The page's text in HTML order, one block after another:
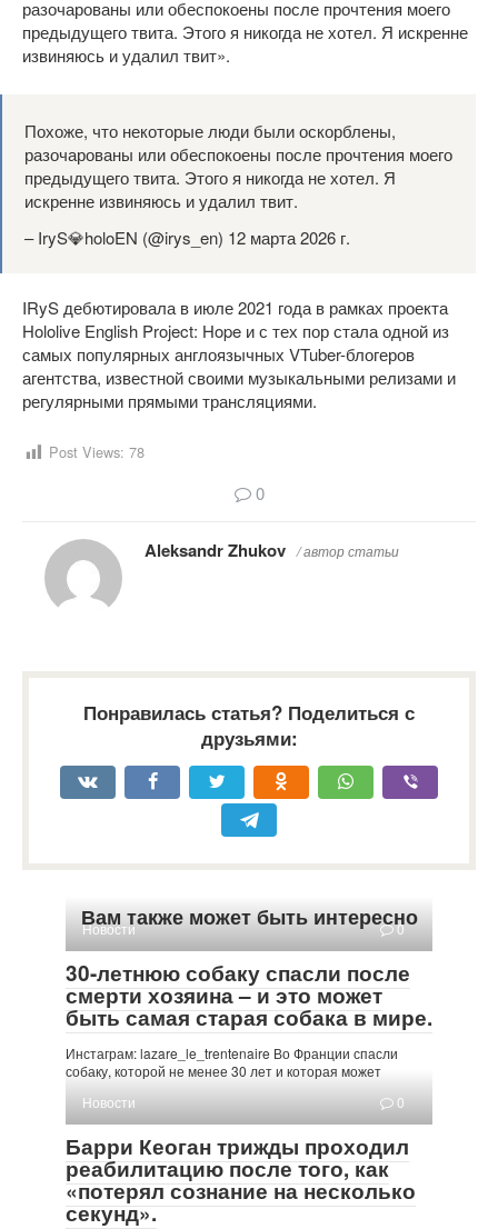
разочарованы или обеспокоены после прочтения моего
предыдущего твита. Этого я никогда не хотел. Я искренне
извиняюсь и удалил твит».
Похоже, что некоторые люди были оскорблены,
разочарованы или обеспокоены после прочтения моего
предыдущего твита. Этого я никогда не хотел. Я
искренне извиняюсь и удалил твит.
– IryS💎holoEN (@irys_en) 12 марта 2026 г.
IRyS дебютировала в июле 2021 года в рамках проекта
Hololive English Project: Hope и с тех пор стала одной из
самых популярных англоязычных VTuber-блогеров
агентства, известной своими музыкальными релизами и
регулярными прямыми трансляциями.
Post Views: 78
0
Aleksandr Zhukov / автор статьи
Понравилась статья? Поделиться с
друзьями:
Вам также может быть интересно
Новости 0
30-летнюю собаку спасли после
смерти хозяина – и это может
быть самая старая собака в мире.
Инстаграм: lazare_le_trentenaire Во Франции спасли
собаку, которой не менее 30 лет и которая может
Новости
0
Барри Кеоган трижды проходил
реабилитацию после того, как
«потерял сознание на несколько
секунд».